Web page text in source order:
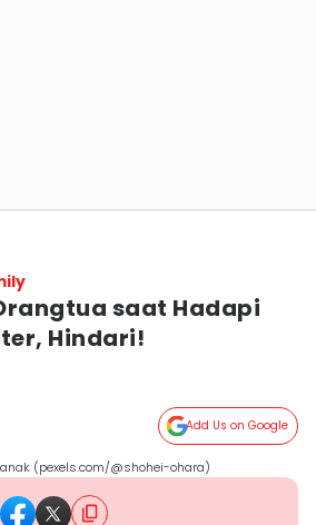
saat Hadapi
Hindari!
Add Us on Google
(pexels.com/@shohei-ohara)